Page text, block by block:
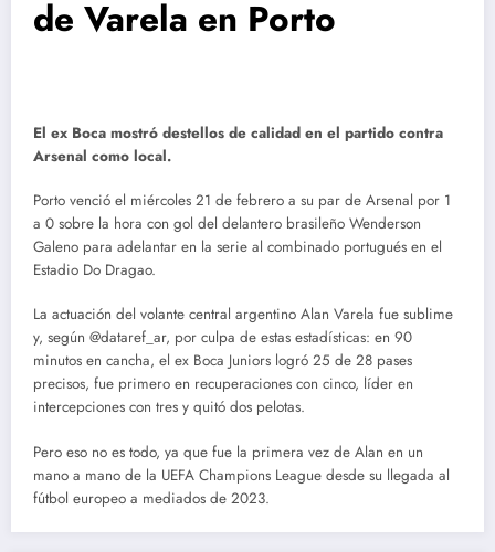
de Varela en Porto
El ex Boca mostró destellos de calidad en el partido contra
Arsenal como local.
Porto venció el miércoles 21 de febrero a su par de Arsenal por 1
a 0 sobre la hora con gol del delantero brasileño Wenderson
Galeno para adelantar en la serie al combinado portugués en el
Estadio Do Dragao.
La actuación del volante central argentino Alan Varela fue sublime
y, según @dataref_ar, por culpa de estas estadísticas: en 90
minutos en cancha, el ex Boca Juniors logró 25 de 28 pases
precisos, fue primero en recuperaciones con cinco, líder en
intercepciones con tres y quitó dos pelotas.
Pero eso no es todo, ya que fue la primera vez de Alan en un
mano a mano de la UEFA Champions League desde su llegada al
fútbol europeo a mediados de 2023.